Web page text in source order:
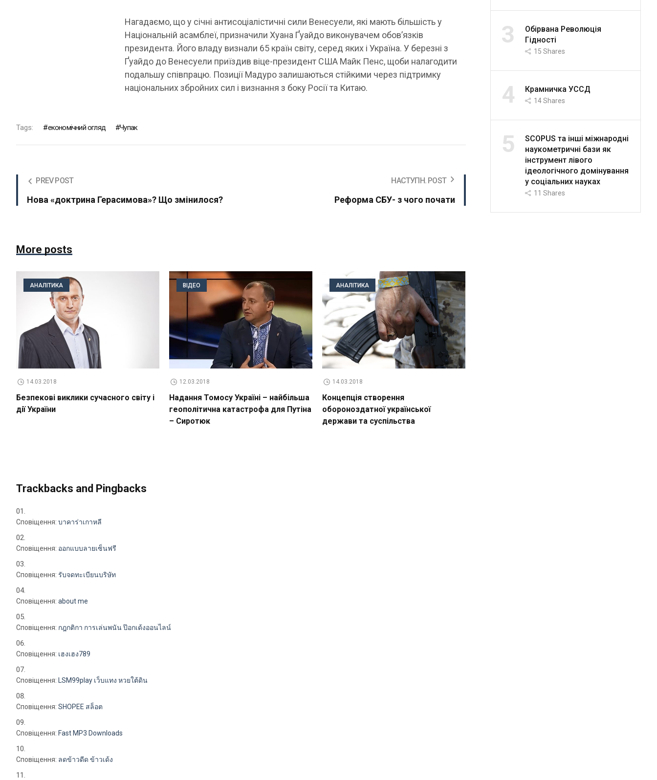
Нагадаємо, що у січні антисоціалістичні сили Венесуели, які мають більшість у
Національній асамблеї, призначили Хуана Ґуайдо виконувачем обов’язків
президента. Його владу визнали 65 країн світу, серед яких і Україна. У березні з
Ґуайдо до Венесуели приїздив віце-президент США Майк Пенс, щоби налагодити
подальшу співпрацю. Позиції Мадуро залишаються стійкими через підтримку
національних збройних сил і визнання з боку Росії та Китаю.
Tags: економічний огляд Чупак
PREV POST
Нова «доктрина Герасимова»? Що змінилося?
НАСТУПН. POST
Реформа СБУ- з чого почати
More posts
АНАЛІТИКА
14.03.2018
Безпекові виклики сучасного світу і
дії України
ВІДЕО
12.03.2018
Надання Томосу Україні – найбільша
геополітична катастрофа для Путіна
– Сиротюк
АНАЛІТИКА
14.03.2018
Концепція створення
обороноздатної української
держави та суспільства
Trackbacks and Pingbacks
Сповіщення:บาคาร่าเกาหลี
Сповіщення: ออกแบบลายเซ็นฟรี
Сповіщення: รับจดทะเบียนบริษัท
Сповіщення:about me
Сповіщення: กฎกติกา การเล่นพนัน ป๊อกเด้งออนไลน์
Сповіщення: เฮงเฮง789
Сповіщення: LSM99play เว็บแทง หวยใต้ดิน
Сповіщення:SHOPEE สล็อต
Сповіщення: Fast MP3 Downloads
Сповіщення: ลดข้าวดีด ข้าวเด้ง
3
Обірвана Революція
Гідності
15 Shares
4 Крамничка УССД
14Shares
5
SCOPUS та інші міжнародні
наукометричні бази як
інструмент лівого
ідеологічного домінування
у соціальних науках
11 Shares